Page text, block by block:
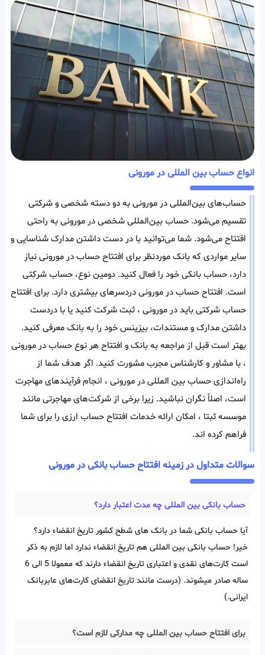
انواع حساب بین المللی در مورونی
حساب‌های بین‌المللی در مورونی به دو دسته شخصی و شرکتی
تقسیم می‌شود. حساب بین‌المللی شخصی در مورونی به راحتی
افتتاح می‌شود. شما می‌توانید با در دست داشتن مدارک شناسایی و
سایر مواردی که بانک مورد‌نظر برای افتتاح حساب در مورونی نیاز
دارد، حساب بانکی خود را فعال کنید. دومین نوع، حساب شرکتی
است. افتتاح حساب در مورونی دردسر‌های بیشتری دارد. برای افتتاح
حساب شرکتی باید در مورونی ، ثبت شرکت کنید یا با در‌دست
داشتن مدارک و مستندات، بیزینس خود را به بانک معرفی کنید.
بهتر است قبل از مراجعه به بانک و افتتاح هر‌ نوع حساب در مورونی
، با مشاور و کارشناس مجرب مشورت کنید. اگر هدف شما از
راه‌اندازی حساب بین المللی در مورونی ، انجام فرآیند‌های مهاجرت
است، اصلاً نگران نباشید. زیرا برخی از شرکت‌های مهاجرتی مانند
موسسه ثبتا ، امکان ارائه خدمات افتتاح حساب ارزی را برای شما
فراهم کرده اند.
سوالات متداول در زمینه افتتاح حساب بانکی در مورونی
حساب بانکی بین‌ المللی چه مدت اعتبار دارد؟
آیا حساب بانکی شما در بانک های شطح کشور تاریخ انقضاء دارد؟
خیر! حساب بانکی بین‌ المللی هم تاریخ انقضاء ندارد اما لازم به ذکر
است کارت‌های نقدی و اعتباری تاریخ انقضاء دارند که معمولا 5 الی 6
ساله صادر میشوند. (درست مانند تاریخ انقضای کارت‌های عابربانک
ایرانی.)
برای افتتاح حساب بین المللی چه مدارکی لازم است؟